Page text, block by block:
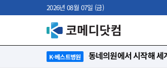
2026년 08월 07일 (금)
K-베스트병원 “절대 먼저 말하지 않아